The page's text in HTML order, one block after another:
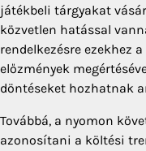
játékbeli tárgyakat
közvetlen hatással
rendelkezésre ezekhez
előzmények
döntéseket hozhatnak
Továbbá, a nyomon
azonosítani a költési